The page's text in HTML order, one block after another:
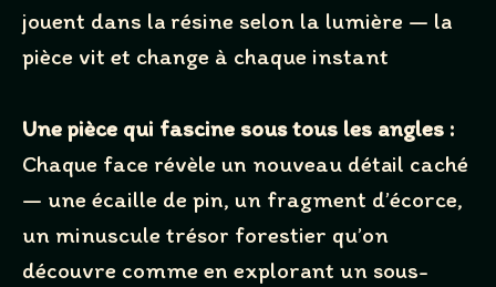
jouent dans la résine selon la lumière — la
pièce vit et change à chaque instant
Une pièce qui fascine sous tous les angles :
Chaque face révèle un nouveau détail caché
— une écaille de pin, un fragment d’écorce,
un minuscule trésor forestier qu’on
découvre comme en explorant un sous-
SUBMIT REVIEW
Thanks for your review!